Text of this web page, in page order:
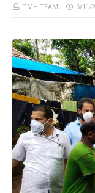
TMH TEAM 6/11/